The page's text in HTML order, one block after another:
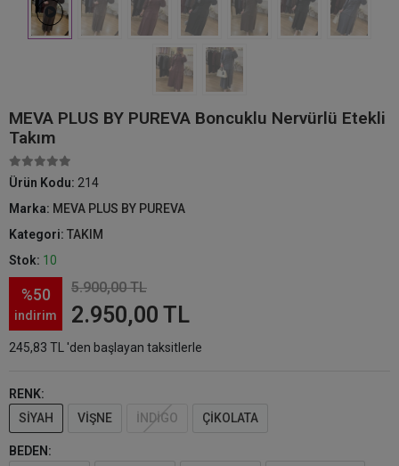
MEVA PLUS BY PUREVA Boncuklu Nervürlü Etekli
Takım
Ürün Kodu: 214
Marka: MEVA PLUS BY PUREVA
Kategori: TAKIM
Stok: 10
%50
indirim
5.900,00 TL
2.950,00 TL
245,83 TL 'den başlayan taksitlerle
RENK:
SİYAH
VİŞNE İNDİGO ÇİKOLATA
BEDEN: